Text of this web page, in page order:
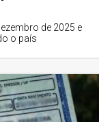
de 2025 e
o país